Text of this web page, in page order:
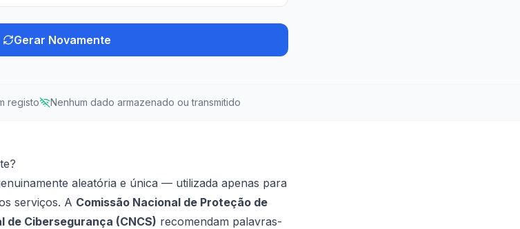
Gerar Novamente
registo Nenhum dado armazenado ou transmitido
aleatória e única — utilizada apenas para
serviços. A Comissão Nacional de Proteção de
de Cibersegurança (CNCS) recomendam palavras-